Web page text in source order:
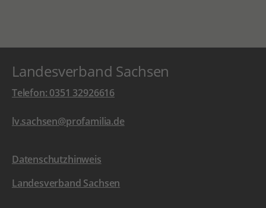
Landesverband Sachsen
Telefon: 0351 32926616
lv.sachsen@profamilia.de
Datenschutzhinweis
Landesverband Sachsen